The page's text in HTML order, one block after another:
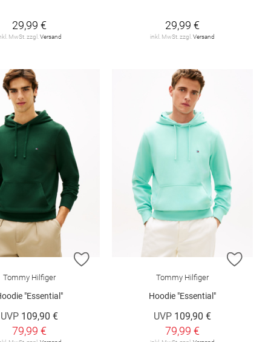
29,99 €
MwSt. zzgl.Versand
29,99 €
inkl. MwSt. zzgl.Versand
HINZUFÜGEN ZUR WUNSCHLISTE HINZUFÜGEN
Tommy Hilfiger
"Essential"
UVP 109,90 €
79,99 €
ZUR
Tommy Hilfiger
Hoodie "Essential"
UVP 109,90 €
79,99 €